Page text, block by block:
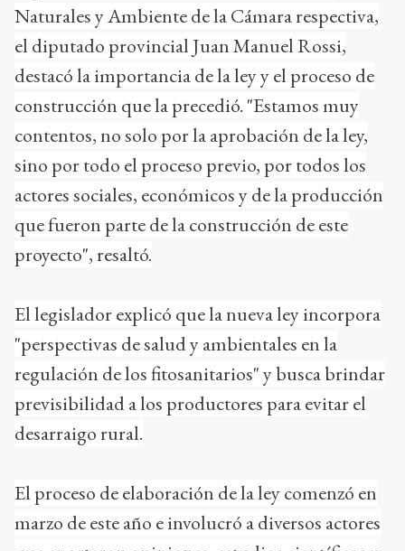
Naturales y Ambiente de la Cámara respectiva,
el diputado provincial Juan Manuel Rossi,
destacó la importancia de la ley y el proceso de
construcción que la precedió. "Estamos muy
contentos, no solo por la aprobación de la ley,
sino por todo el proceso previo, por todos los
actores sociales, económicos y de la producción
que fueron parte de la construcción de este
proyecto", resaltó.
El legislador explicó que la nueva ley incorpora
"perspectivas de salud y ambientales en la
regulación de los fitosanitarios" y busca brindar
previsibilidad a los productores para evitar el
desarraigo rural.
El proceso de elaboración de la ley comenzó en
marzo de este año e involucró a diversos actores